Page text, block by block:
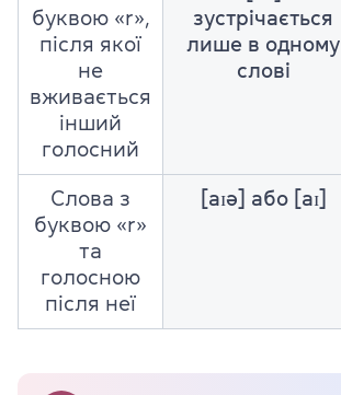
буквою «r»,
після якої
не
вживається
інший
голосний
зустрічається
лише в одному
слові
Слова з
буквою «r»
та
голосною
після неї
[aɪə] або [aɪ]